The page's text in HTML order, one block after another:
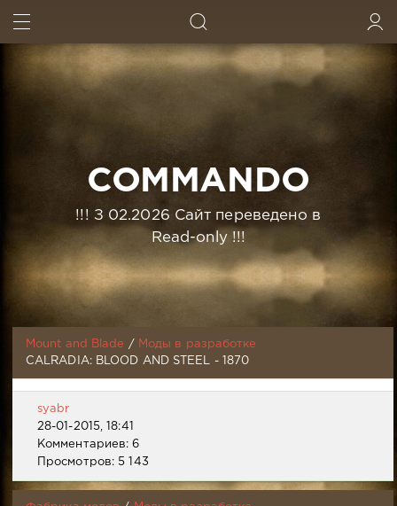
COMMANDO
!!! З 02.2026 Сайт переведено в
Read-only !!!
Mount and Blade /
Моды в разработке
CALRADIA: BLOOD AND STEEL - 1870
syabr
28-01-2015, 18:41
Комментариев: 6
Просмотров: 5 143